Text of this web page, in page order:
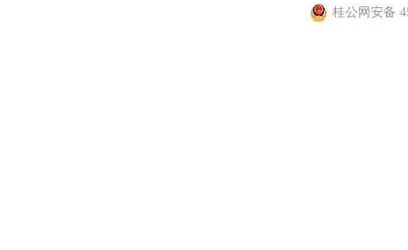
桂公网安备